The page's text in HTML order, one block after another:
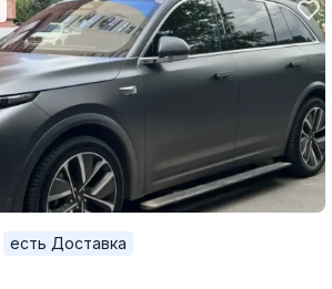
есть Доставка